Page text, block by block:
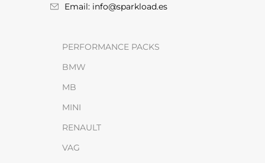
Email: info@sparkload.es
PERFORMANCE PACKS
BMW
MB
MINI
RENAULT
VAG